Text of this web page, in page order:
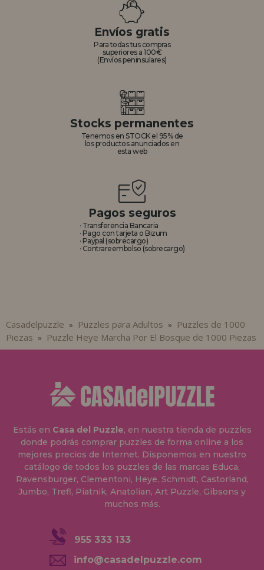
Envíos gratis
Para todas tus compras
superiores a 100€
(Envíos peninsulares)
Stocks permanentes
Tenemos en STOCK el 95% de
los productos anunciados en
esta web
Pagos seguros
· Transferencia Bancaria
· Pago con tarjeta o Bizum
· Paypal (sobrecargo)
· Contrareembolso (sobrecargo)
Casadelpuzzle » Puzzles para Adultos »
Puzzles de 1000
Piezas » Puzzle Heye Marcha Por El Bosque de 1000 Piezas
Estás en Casa del Puzzle, en nuestra tienda de puzzles
donde podrás comprar puzzles de forma online a los
mejores precios de Internet. Disponemos en nuestro
catálogo de todos los puzzles de las marcas Educa,
Ravensburger, Clementoni, Heye, Schmidt, Castorland,
Jumbo, Trefl, Piatnik, Anatolian, Art Puzzle, Gibsons y
muchos más.
955 333 133
info@casadelpuzzle.com